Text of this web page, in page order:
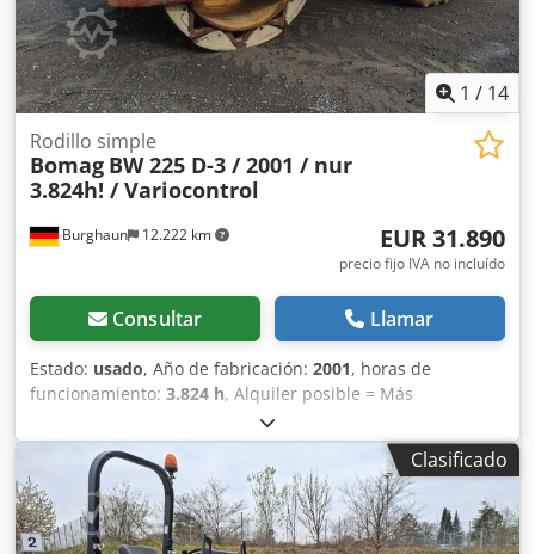
1 / 14
Burghaun 12.222 km
Rodillo simple
Bomag BW 225 D-3 / 2001 / nur
3.824h! / Variocontrol
EUR 31.890
precio fijo IVA no incluído
Consultar Llamar
Estado: usado, Año de fabricación: 2001, horas de
funcionamiento: 3.824 h, Alquiler posible = Más
información = Póngase en contacto con Tobias Ebert para
obtener más información. Crodpfozpdhzex Ahrof
Clasificado